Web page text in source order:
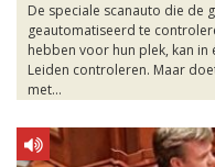
De speciale scanauto die de
geautomatiseerd te
hebben voor hun plek, kan
Leiden controleren. Maar
met...